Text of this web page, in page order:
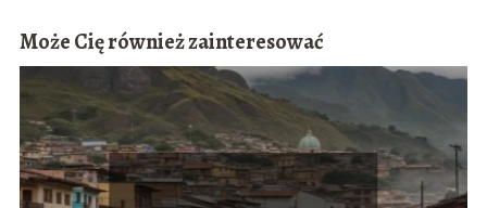
Może Cię również zainteresować